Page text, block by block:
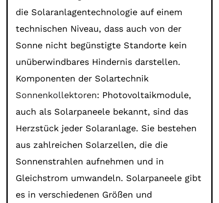
die Solaranlagentechnologie auf einem
technischen Niveau, dass auch von der
Sonne nicht begünstigte Standorte kein
unüberwindbares Hindernis darstellen.
Komponenten der Solartechnik
Sonnenkollektoren: Photovoltaikmodule,
auch als Solarpaneele bekannt, sind das
Herzstück jeder Solaranlage. Sie bestehen
aus zahlreichen Solarzellen, die die
Sonnenstrahlen aufnehmen und in
Gleichstrom umwandeln. Solarpaneele gibt
es in verschiedenen Größen und